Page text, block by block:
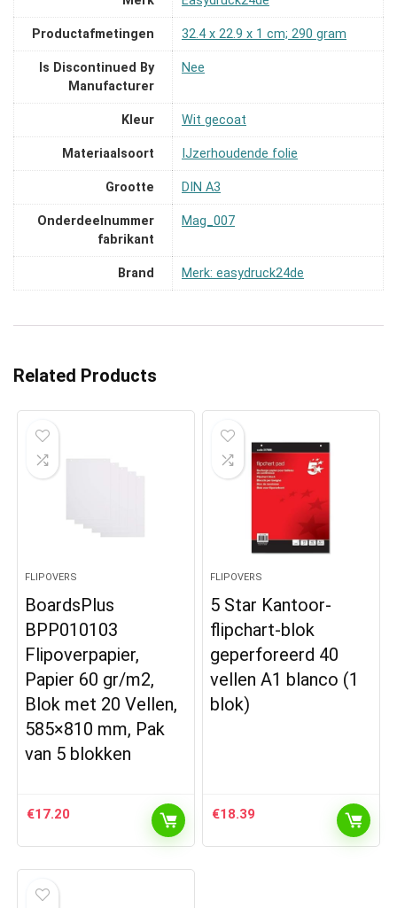
Productafmetingen ‎32.4 x 22.9 x 1 cm; 290 gram
Is Discontinued By
Manufacturer
‎Nee
Kleur ‎Wit gecoat
Materiaalsoort ‎IJzerhoudende folie
Grootte ‎DIN A3
Onderdeelnummer
fabrikant
‎Mag_007
Brand Merk: easydruck24de
Related Products
FLIPOVERS
BoardsPlus
BPP010103
Flipoverpapier,
Papier 60 gr/m2,
Blok met 20 Vellen,
585×810 mm, Pak
van 5 blokken
€17.20
FLIPOVERS
5 Star Kantoor-
flipchart-blok
geperforeerd 40
vellen A1 blanco (1
blok)
€18.39